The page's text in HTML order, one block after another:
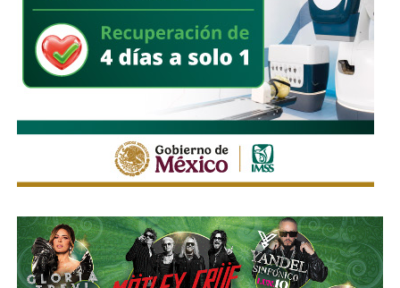
Himno Nacional.
La Avenida Chapultepec tiene varias señales que indican
que ellímite de velocidad es de 50 km/h, algunas casi
borradas -ahí te encargo, Ayuntamiento- pero en los
videos que circularon de autos voladores,en ninguno de
los casos, la velocidad del vehículo estaba por debajo
del límite permitido